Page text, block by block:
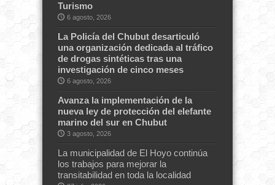
Turismo
6 agosto, 2026
La Policía del Chubut desarticuló
una organización dedicada al tráfico
de drogas sintéticas tras una
investigación de cinco meses
6 agosto, 2026
Avanza la implementación de la
nueva ley de protección del elefante
marino del sur en Chubut
3 agosto, 2026
La municipalidad de El Hoyo continúa
los trabajos para mejorar la
transitabilidad en toda la localidad